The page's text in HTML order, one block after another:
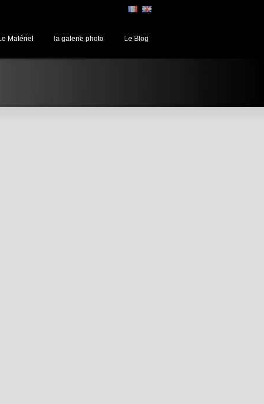
Matériel la galerie photo Le Blog